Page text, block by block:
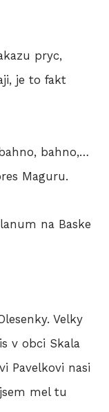
pryc,
je to fakt
bahno,…
Maguru.
na Baske
Velky
v obci Skala
Pavelkovi nasi
mel tu